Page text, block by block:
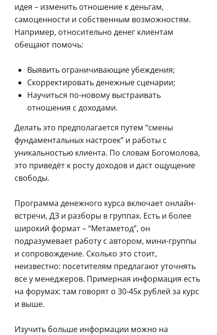
идея – изменить отношение к деньгам,
самоценности и собственным возможностям.
Например, относительно денег клиентам
обещают помочь:
Выявить ограничивающие убеждения;
Скорректировать денежные сценарии;
Научиться по-новому выстраивать
отношения с доходами.
Делать это предполагается путем “смены
фундаментальных настроек” и работы с
уникальностью клиента. По словам Богомолова,
это приведёт к росту доходов и даст ощущение
свободы.
Программа денежного курса включает онлайн-
встречи, ДЗ и разборы в группах. Есть и более
широкий формат – “Метаметод”, он
подразумевает работу с автором, мини-группы
и сопровождение. Сколько это стоит,
неизвестно: посетителям предлагают уточнять
все у менеджеров. Примерная информация есть
на форумах: там говорят о 30-45к рублей за курс
и выше.
Изучить больше информации можно на